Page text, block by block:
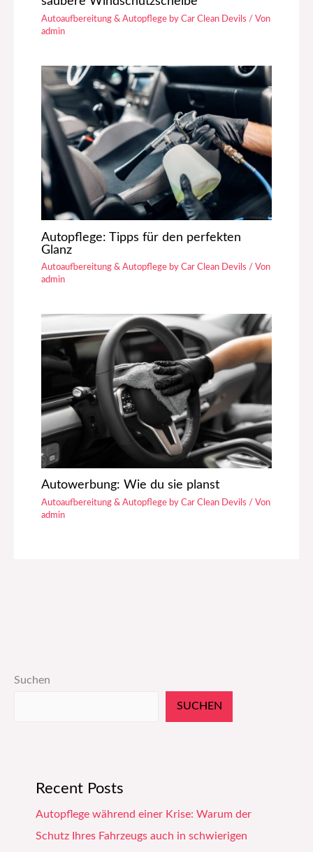
Autoaufbereitung & Autopflege by Car Clean Devils / Von
admin
Autopflege: Tipps für den perfekten
Glanz
Autoaufbereitung & Autopflege by Car Clean Devils / Von
admin
Autowerbung: Wie du sie planst
Autoaufbereitung & Autopflege by Car Clean Devils / Von
admin
Suchen
SUCHEN
Recent Posts
Autopflege während einer Krise: Warum der
Schutz Ihres Fahrzeugs auch in schwierigen